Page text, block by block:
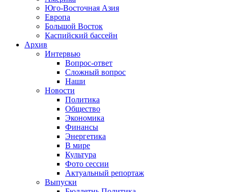
Юго-Восточная Азия
Европа
Большой Восток
Каспийский бассейн
Архив
Интервью
Вопрос-ответ
Сложный вопрос
Наши
Новости
Политика
Общество
Экономика
Финансы
Энергетика
В мире
Культура
Фото сессии
Актуальный репортаж
Выпуски